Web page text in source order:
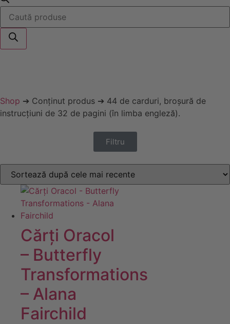
Shop ➔ Conținut produs ➔ 44 de carduri, broșură de
instrucțiuni de 32 de pagini (în limba engleză).
Filtru
Cărţi Oracol
– Butterfly
Transformations
– Alana
Fairchild